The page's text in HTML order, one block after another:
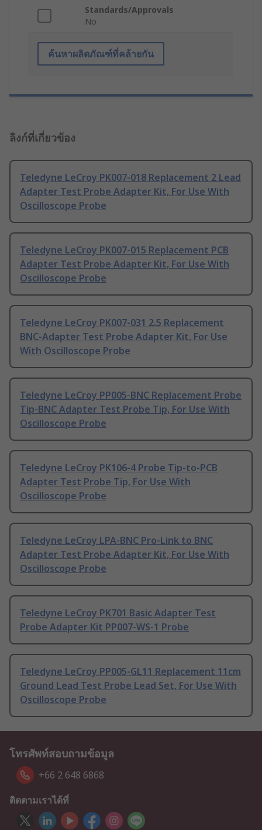
Standards/Approvals
No
ค้นหาผลิตภัณฑ์ที่คล้ายกัน
ลิงก์ที่เกี่ยวข้อง
Teledyne LeCroy PK007-018 Replacement 2 Lead
Adapter Test Probe Adapter Kit, For Use With
Oscilloscope Probe
Teledyne LeCroy PK007-015 Replacement PCB
Adapter Test Probe Adapter Kit, For Use With
Oscilloscope Probe
Teledyne LeCroy PK007-031 2.5 Replacement
BNC-Adapter Test Probe Adapter Kit, For Use
With Oscilloscope Probe
Teledyne LeCroy PP005-BNC Replacement Probe
Tip-BNC Adapter Test Probe Tip, For Use With
Oscilloscope Probe
Teledyne LeCroy PK106-4 Probe Tip-to-PCB
Adapter Test Probe Tip, For Use With
Oscilloscope Probe
Teledyne LeCroy LPA-BNC Pro-Link to BNC
Adapter Test Probe Adapter Kit, For Use With
Oscilloscope Probe
Teledyne LeCroy PK701 Basic Adapter Test
Probe Adapter Kit PP007-WS-1 Probe
Teledyne LeCroy PP005-GL11 Replacement 11cm
Ground Lead Test Probe Lead Set, For Use With
Oscilloscope Probe
โทรศัพท์สอบถามข้อมูล
+66 2 648 6868
ติดตามเราได้ที่